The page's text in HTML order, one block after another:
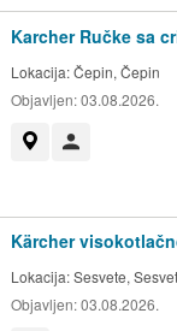
Karcher Ručke sa
Lokacija:Čepin, Čepin
Objavljen:03.08.2026.
Kärcher
Lokacija:Sesvete,
Objavljen:03.08.2026.